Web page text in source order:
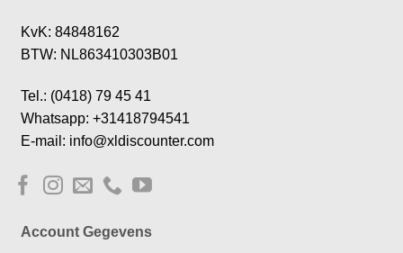
KvK: 84848162
BTW: NL863410303B01
Tel.: (0418) 79 45 41
Whatsapp: +31418794541
E-mail: info@xldiscounter.com
Account Gegevens